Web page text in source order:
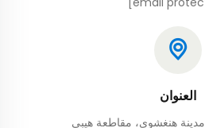
العنوان
مدينة هنغشوى، مقاطعة هيبي